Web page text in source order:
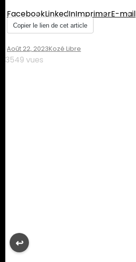
FacebookLinkedInImprimerE-mail
Copier le lien de cet article
Août 22, 2023Kozé Libre
3549 vues
↩︎